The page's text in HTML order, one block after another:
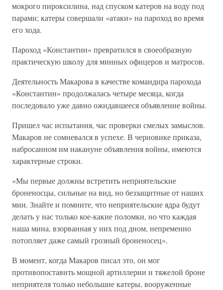
мокрого пироксилина, над спуском катеров на воду под
парами; катеры совершали «атаки» на пароход во время
его хода.
Пароход «Константин» превратился в своеобразную
практическую школу для минных офицеров и матросов.
Деятельность Макарова в качестве командира парохода
«Константин» продолжалась четыре месяца, когда
последовало уже давно ожидавшееся объявление войны.
Пришел час испытания, час проверки смелых замыслов.
Макаров не сомневался в успехе. В черновике приказа,
набросанном им накануне объявления войны, имеются
характерные строки.
«Мы первые должны встретить неприятельские
броненосцы, сильные на вид, но беззащитные от наших
мин. Знайте и помните, что неприятельские ядра будут
делать у нас только кое-какие поломки, но что каждая
наша мина, взорванная у них под дном, непременно
потопляет даже самый грозный броненосец».
В момент, когда Макаров писал это, он мог
противопоставить мощной артиллерии и тяжелой броне
неприятеля только небольшие катеры, вооруженные